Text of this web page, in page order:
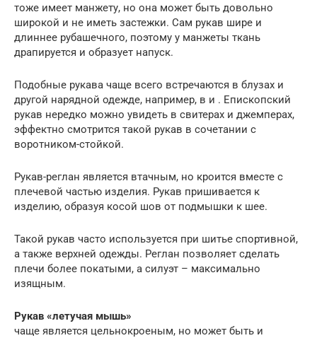
тоже имеет манжету, но она может быть довольно
широкой и не иметь застежки. Сам рукав шире и
длиннее рубашечного, поэтому у манжеты ткань
драпируется и образует напуск.
Подобные рукава чаще всего встречаются в блузах и
другой нарядной одежде, например, в и . Епископский
рукав нередко можно увидеть в свитерах и джемперах,
эффектно смотрится такой рукав в сочетании с
воротником-стойкой.
Рукав-реглан является втачным, но кроится вместе с
плечевой частью изделия. Рукав пришивается к
изделию, образуя косой шов от подмышки к шее.
Такой рукав часто используется при шитье спортивной,
а также верхней одежды. Реглан позволяет сделать
плечи более покатыми, а силуэт – максимально
изящным.
Рукав «летучая мышь»
чаще является цельнокроеным, но может быть и